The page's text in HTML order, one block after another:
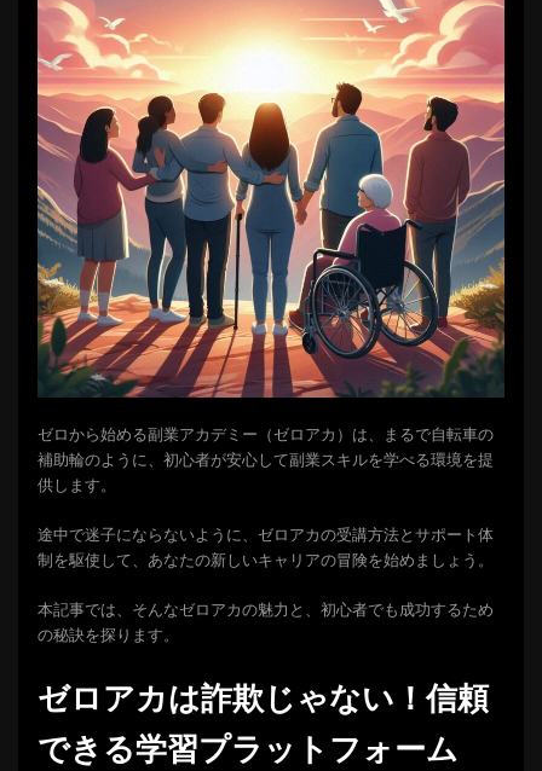
ゼロから始める副業アカデミー（ゼロアカ）は、まるで自転車の
補助輪のように、初心者が安心して副業スキルを学べる環境を提
供します。
途中で迷子にならないように、ゼロアカの受講方法とサポート体
制を駆使して、あなたの新しいキャリアの冒険を始めましょう。
本記事では、そんなゼロアカの魅力と、初心者でも成功するため
の秘訣を探ります。
ゼロアカは詐欺じゃない！信頼
できる学習プラットフォーム